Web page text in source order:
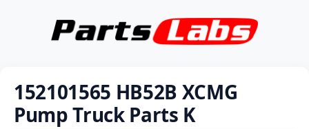
152101565 HB52B XCMG
Pump Truck Parts K